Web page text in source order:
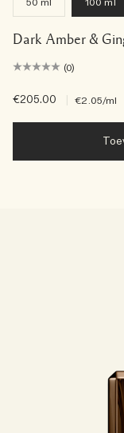
Dark Amber &
(0)
€205.00 €2.05/ml